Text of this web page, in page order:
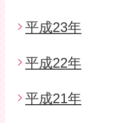
平成23年
平成22年
平成21年